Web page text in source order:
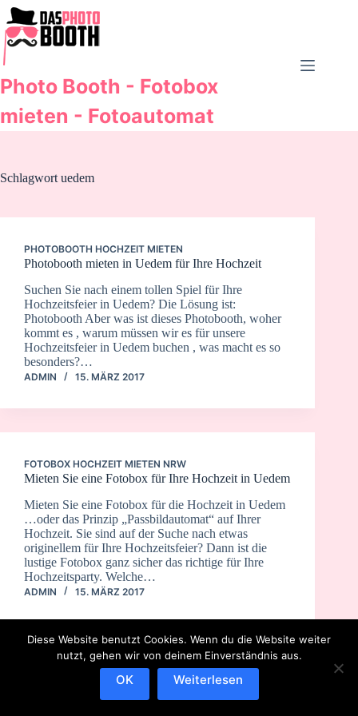
Zum
Inhalt
springen
Photo Booth - Fotobox
mieten - Fotoautomat
Schlagwort uedem
PHOTOBOOTH HOCHZEIT MIETEN
Photobooth mieten in Uedem für Ihre Hochzeit
Suchen Sie nach einem tollen Spiel für Ihre
Hochzeitsfeier in Uedem? Die Lösung ist:
Photobooth Aber was ist dieses Photobooth, woher
kommt es , warum müssen wir es für unsere
Hochzeitsfeier in Uedem buchen , was macht es so
besonders?…
ADMIN 15. MÄRZ 2017
FOTOBOX HOCHZEIT MIETEN NRW
Mieten Sie eine Fotobox für Ihre Hochzeit in Uedem
Mieten Sie eine Fotobox für die Hochzeit in Uedem
…oder das Prinzip „Passbildautomat“ auf Ihrer
Hochzeit. Sie sind auf der Suche nach etwas
originellem für Ihre Hochzeitsfeier? Dann ist die
lustige Fotobox ganz sicher das richtige für Ihre
Hochzeitsparty. Welche…
ADMIN 15. MÄRZ 2017
Diese Website benutzt Cookies. Wenn du die Website weiter
nutzt, gehen wir von deinem Einverständnis aus.
OK Weiterlesen